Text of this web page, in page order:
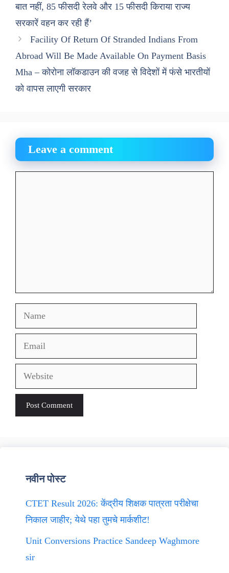
बात नहीं, 85 फीसदी रेलवे और 15 फीसदी किराया राज्य
सरकारें वहन कर रही हैं’
Facility Of Return Of Stranded Indians From
Abroad Will Be Made Available On Payment Basis
Mha – कोरोना लॉकडाउन की वजह से विदेशों में फंसे भारतीयों
को वापस लाएगी सरकार
Leave a comment
Name
Email
Website
नवीन पोस्ट
CTET Result 2026: केंद्रीय शिक्षक पात्रता परीक्षेचा
निकाल जाहीर; येथे पहा तुमचे मार्कशीट!
Unit Conversions Practice Sandeep Waghmore
sir